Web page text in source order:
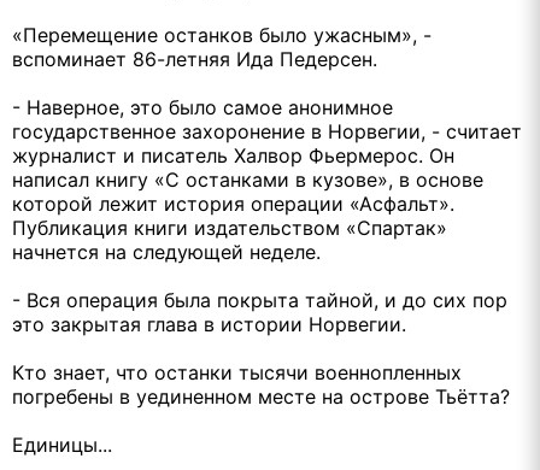
«Перемещение останков было ужасным», -
вспоминает 86-летняя Ида Педерсен.
- Наверное, это было самое анонимное
государственное захоронение в Норвегии, - считает
журналист и писатель Халвор Фьермерос. Он
написал книгу «С останками в кузове», в основе
которой лежит история операции «Асфальт».
Публикация книги издательством «Спартак»
начнется на следующей неделе.
- Вся операция была покрыта тайной, и до сих пор
это закрытая глава в истории Норвегии.
Кто знает, что останки тысячи военнопленных
погребены в уединенном месте на острове Тьётта?
Единицы...